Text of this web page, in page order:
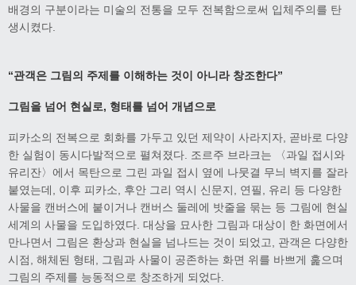
배경의 구분이라는 미술의 전통을 모두 전복함으로써 입체주의를 탄
생시켰다.
“관객은 그림의 주제를 이해하는 것이 아니라 창조한다”
그림을 넘어 현실로, 형태를 넘어 개념으로
피카소의 전복으로 회화를 가두고 있던 제약이 사라지자, 곧바로 다양
한 실험이 동시다발적으로 펼쳐졌다. 조르주 브라크는 〈과일 접시와
유리잔〉에서 목탄으로 그린 과일 접시 옆에 나뭇결 무늬 벽지를 잘라
붙였는데, 이후 피카소, 후안 그리 역시 신문지, 연필, 유리 등 다양한
사물을 캔버스에 붙이거나 캔버스 둘레에 밧줄을 묶는 등 그림에 현실
세계의 사물을 도입하였다. 대상을 묘사한 그림과 대상이 한 화면에서
만나면서 그림은 환상과 현실을 넘나드는 것이 되었고, 관객은 다양한
시점, 해체된 형태, 그림과 사물이 공존하는 화면 위를 바쁘게 훑으며
그림의 주제를 능동적으로 창조하게 되었다.